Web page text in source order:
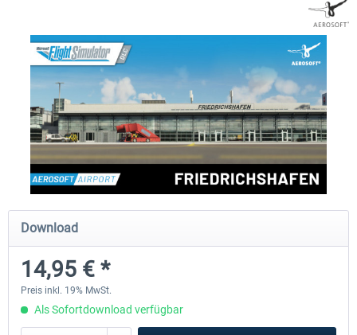
Aerosoft Mega Airport Brüssel
24,95 € *
Aerosoft Airport Köln/
Download
14,95 € *
Preis inkl. 19% MwSt.
Als Sofortdownload verfügbar